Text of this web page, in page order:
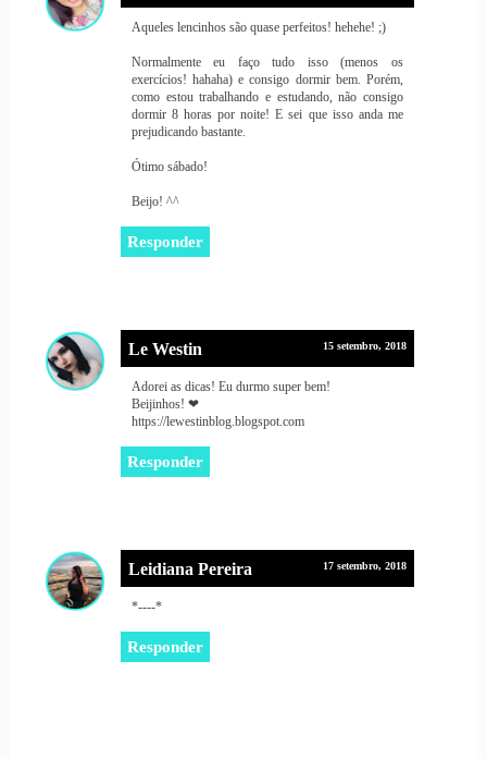
Aqueles lencinhos são quase perfeitos! hehehe! ;)
Normalmente eu faço tudo isso (menos os
exercícios! hahaha) e consigo dormir bem. Porém,
como estou trabalhando e estudando, não consigo
dormir 8 horas por noite! E sei que isso anda me
prejudicando bastante.
Ótimo sábado!
Beijo! ^^
Responder
Le Westin 15 setembro, 2018
Adorei as dicas! Eu durmo super bem!
Beijinhos! ❤
https://lewestinblog.blogspot.com
Responder
Leidiana Pereira 17 setembro, 2018
*----*
Responder